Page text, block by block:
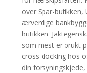
over Spar-butikken,
ærverdige
butikken.
som mest er brukt
cross-docking hos
din